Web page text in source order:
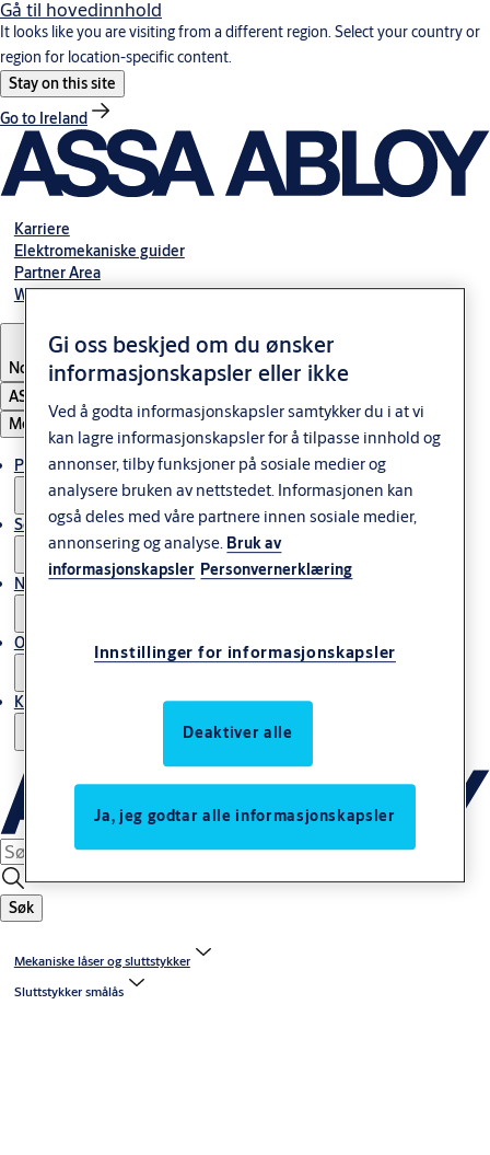
Gå til hovedinnhold
It looks like you are visiting from a different region. Select your country or
region for location-specific content.
Stay on this site
Go to Ireland
Karriere
Elektromekaniske guider
Partner Area
Webshop
Norway
ASSA ABLOY Group
Meny
Produkter og løsninger
Service
Nyheter & artikler
Om ASSA ABLOY Norway
Kontakt oss
Søk
Mekaniske låser og sluttstykker
Sluttstykker smålås
Gi oss beskjed om du ønsker
informasjonskapsler eller ikke
Ved å godta informasjonskapsler samtykker du i at vi
kan lagre informasjonskapsler for å tilpasse innhold og
annonser, tilby funksjoner på sosiale medier og
analysere bruken av nettstedet. Informasjonen kan
også deles med våre partnere innen sosiale medier,
annonsering og analyse. Bruk av
informasjonskapsler Personvernerklæring
Innstillinger for informasjonskapsler
Deaktiver alle
Ja, jeg godtar alle informasjonskapsler